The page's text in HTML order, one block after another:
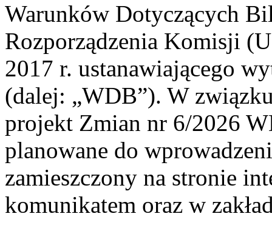
Warunków Dotyczących
Rozporządzenia Komisji
2017 r. ustanawiającego
(dalej: „WDB”). W
projekt Zmian nr 6/2026
planowane do
zamieszczony na stronie
komunikatem oraz w